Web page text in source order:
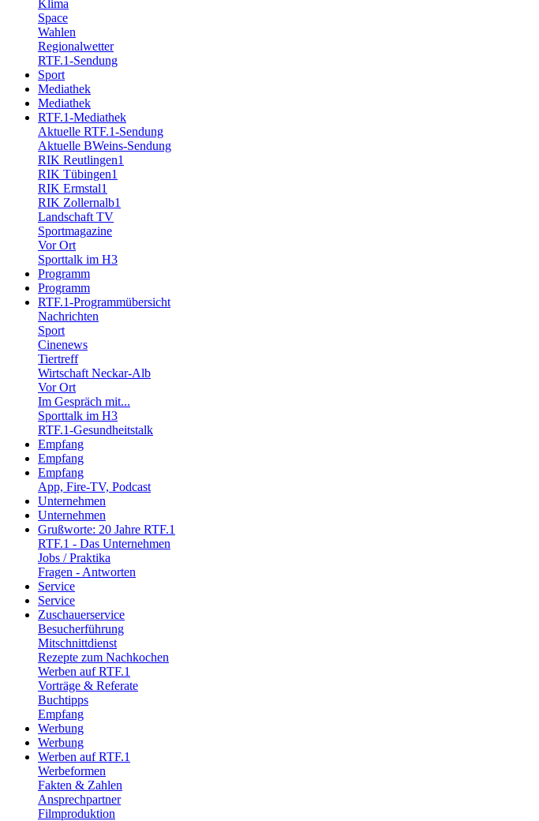
Klima
Space
Wahlen
Regionalwetter
RTF.1-Sendung
Sport
Mediathek
Mediathek
RTF.1-Mediathek
Aktuelle RTF.1-Sendung
Aktuelle BWeins-Sendung
RIK Reutlingen1
RIK Tübingen1
RIK Ermstal1
RIK Zollernalb1
Landschaft TV
Sportmagazine
Vor Ort
Sporttalk im H3
Programm
Programm
RTF.1-Programmübersicht
Nachrichten
Sport
Cinenews
Tiertreff
Wirtschaft Neckar-Alb
Vor Ort
Im Gespräch mit...
Sporttalk im H3
RTF.1-Gesundheitstalk
Empfang
Empfang
Empfang
App, Fire-TV, Podcast
Unternehmen
Unternehmen
Grußworte: 20 Jahre RTF.1
RTF.1 - Das Unternehmen
Jobs / Praktika
Fragen - Antworten
Service
Service
Zuschauerservice
Besucherführung
Mitschnittdienst
Rezepte zum Nachkochen
Werben auf RTF.1
Vorträge & Referate
Buchtipps
Empfang
Werbung
Werbung
Werben auf RTF.1
Werbeformen
Fakten & Zahlen
Ansprechpartner
Filmproduktion